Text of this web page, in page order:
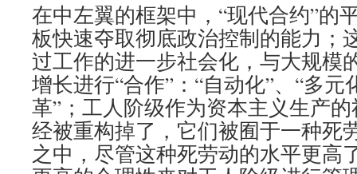
在中左翼的框架中，“现代合约”的
板快速夺取彻底政治控制的能力；
过工作的进一步社会化，与大规模
增长进行“合作”：“自动化”、“多元
革”；工人阶级作为资本主义生产
经被重构掉了，它们被囿于一种死
之中，尽管这种死劳动的水平更高